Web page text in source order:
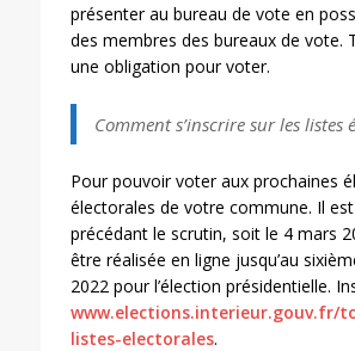
présenter au bureau de vote en
des membres des bureaux de vote.
une obligation pour voter.
Comment s’inscrire sur les listes
Pour pouvoir voter aux prochaines
électorales de votre commune. Il est
précédant le scrutin, soit le 4 mars
être réalisée en ligne jusqu’au
2022 pour l’élection présidentielle.
www.elections.interieur.gouv.fr/
listes-electorales.